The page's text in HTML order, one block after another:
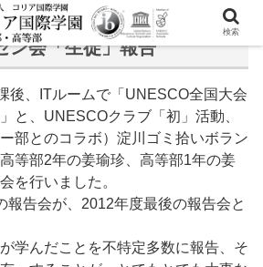
ン会「生徒」報告
後、ITルームで「UNESCO全国大会
と、UNESCOクラブ「初」活動、
部とのコラボ）淀川ゴミ拾いボラン
等部2年の姜瑜珍、高等部1年の姜
を行いました。
報告会が、2012年度最後の報告会と
学んだことを不特定多数に報告、そ
検索